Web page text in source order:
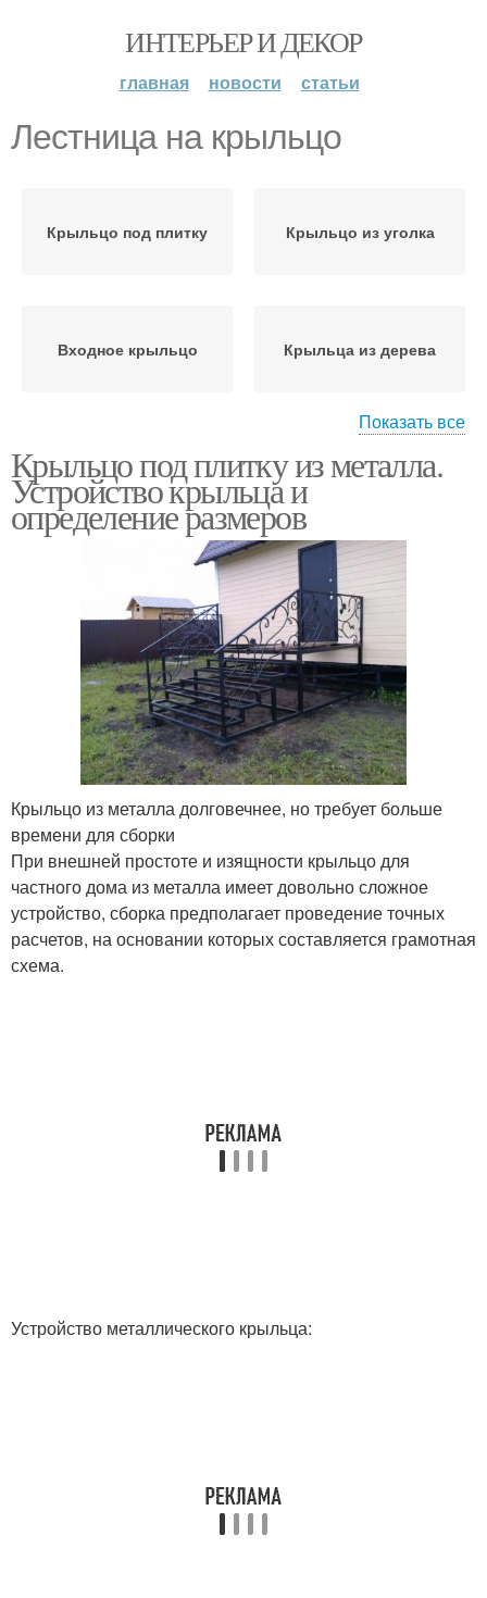
ИНТЕРЬЕР И ДЕКОР
главная новости статьи
Лестница на крыльцо
Крыльцо под плитку Крыльцо из уголка
Входное крыльцо Крыльца из дерева
крыльцо
Крыльца из металла
Показать все
Крыльцо под плитку из металла.
Устройство крыльца и
определение размеров
Крыльцо из металла долговечнее, но требует больше
времени для сборки
При внешней простоте и изящности крыльцо для
частного дома из металла имеет довольно сложное
устройство, сборка предполагает проведение точных
расчетов, на основании которых составляется грамотная
схема.
Устройство металлического крыльца: